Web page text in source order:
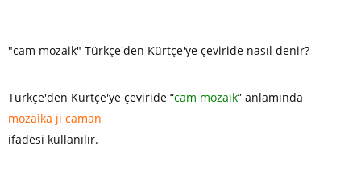
"cam mozaik" Türkçe'den Kürtçe'ye çeviride nasıl denir?
Türkçe'den Kürtçe'ye çeviride “cam mozaik” anlamında
mozaîka ji caman
ifadesi kullanılır.